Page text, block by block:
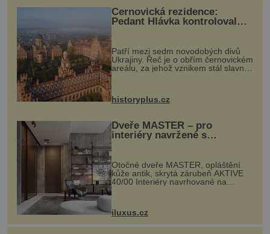
Černovická rezidence:
Pedant Hlávka kontroloval
Patří mezi sedm novodobých divů
Ukrajiny. Řeč je o obřím černovickém
areálu, za jehož vznikem stál slavný
český architekt Josef Hlávka. Ten si
na něm dal mimořádně záležet. Jeho
historyplus.cz
Dveře MASTER – pro
interiéry navržené s
rozumem i vášní!
Otočné dveře MASTER, opláštění
kůže antik, skrytá zárubeň AKTIVE
40/00 Interiéry navrhované na
zakázku často vyžadují atypické
rozměry nejen nábytku, ale i
dnes umož...
iluxus.cz